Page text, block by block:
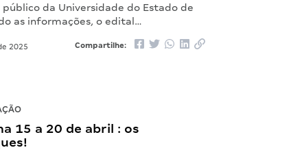
da Universidade do Estado de
as informações, o edital…
2025 Compartilhe:
15 a 20 de abril : os